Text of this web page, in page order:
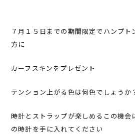
７月１５日までの期間限定でハンプト
方に
カーフスキンをプレゼント
テンション上がる色は何色でしょうか
時計とストラップが楽しめるこの機会
の時計を手に入れてください